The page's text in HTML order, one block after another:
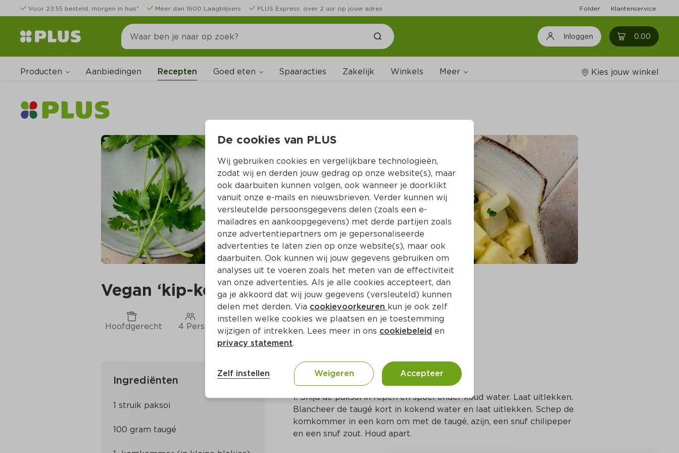
Voor 23:55 besteld, morgen in huis* Meer dan 1600 Laagblijvers PLUS Express: over 2 uur op jouw adres Folder Klantenservice
Inloggen 0.00 0
Producten Aanbiedingen Recepten Goed eten Spaaracties Zakelijk Winkels Meer
Wijnshop
Boodschappenlijstjes
Kies jouw winkel
Vegan ‘kip-kerrie'
Hoofdgerecht 4 Pers. Ca. 30 Min Indonesisch
Ingrediënten
Bereidingswijze
1. Snijd de paksoi in repen en spoel onder koud water. Laat uitlekken.
Blancheer de taugé kort in kokend water en laat uitlekken. Schep de
komkommer in een kom om met de taugé, azijn, een snuf chilipeper
en een snuf zout. Houd apart.
De cookies van PLUS
Wij gebruiken cookies en vergelijkbare technologieën,
zodat wij en derden jouw gedrag op onze website(s), maar
ook daarbuiten kunnen volgen, ook wanneer je doorklikt
vanuit onze e-mails en nieuwsbrieven. Verder kunnen wij
versleutelde persoonsgegevens delen (zoals een e-
mailadres en aankoopgegevens) met derde partijen zoals
onze advertentiepartners om je gepersonaliseerde
advertenties te laten zien op onze website(s), maar ook
daarbuiten. Ook kunnen wij jouw gegevens gebruiken om
analyses uit te voeren zoals het meten van de effectiviteit
van onze advertenties. Als je alle cookies accepteert, dan
ga je akkoord dat wij jouw gegevens (versleuteld) kunnen
delen met derden. Via cookievoorkeuren kun je ook zelf
instellen welke cookies we plaatsen en je toestemming
wijzigen of intrekken. Lees meer in ons cookiebeleid en
privacy statement.
Zelf instellen Weigeren Accepteer